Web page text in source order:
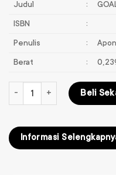
Judul :
ISBN :
Penulis :
Berat :
Kuantitas GOALS Biologi XII
Beli
Informasi